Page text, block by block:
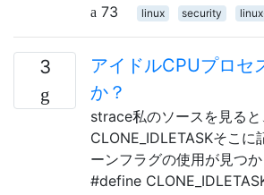
73
linux security
3
アイドルCPUプロセ
か？
strace私のソースを見ると
CLONE_IDLETASKそこに
ーンフラグの使用が見つか
#define